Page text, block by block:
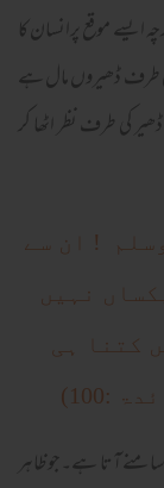
موقع پرانسان کا
طرف ڈھیروں مال ہے
کی طرف نظر اٹھا کر
! ان سے
نہیں
کتنا ہی
آتا ہے۔جو ظاہر